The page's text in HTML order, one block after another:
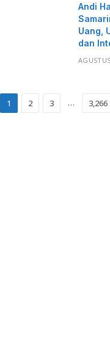
Andi
Uang,
dan
1 2 3 … 3,266